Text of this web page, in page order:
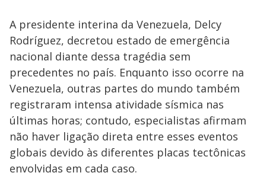
A presidente interina da Venezuela, Delcy
Rodríguez, decretou estado de emergência
nacional diante dessa tragédia sem
precedentes no país. Enquanto isso ocorre na
Venezuela, outras partes do mundo também
registraram intensa atividade sísmica nas
últimas horas; contudo, especialistas afirmam
não haver ligação direta entre esses eventos
globais devido às diferentes placas tectônicas
envolvidas em cada caso.